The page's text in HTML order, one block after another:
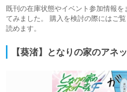
既刊の在庫状態やイベント参加情報
てみました。 購入を検討の際にはご
読めます。
【葵渚】となりの家のアネ